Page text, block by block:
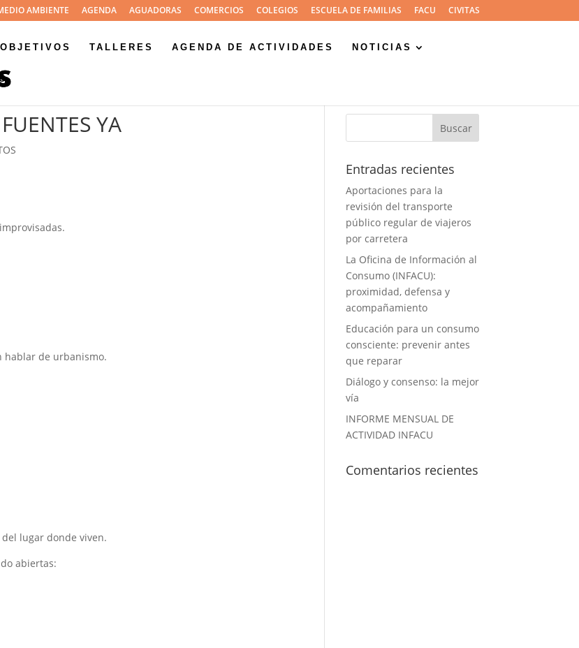
AMBIENTE AGENDA AGUADORAS COMERCIOS COLEGIOS ESCUELA DE FAMILIAS FACU CIVITAS
OBJETIVOS TALLERES AGENDA DE ACTIVIDADES NOTICIAS
YA
hablar de urbanismo.
lugar donde viven.
abiertas:
Entradas recientes
Aportaciones para la
revisión del transporte
público regular de viajeros
por carretera
La Oficina de Información al
Consumo (INFACU):
proximidad, defensa y
acompañamiento
Educación para un consumo
consciente: prevenir antes
que reparar
Diálogo y consenso: la mejor
vía
INFORME MENSUAL DE
ACTIVIDAD INFACU
Comentarios recientes